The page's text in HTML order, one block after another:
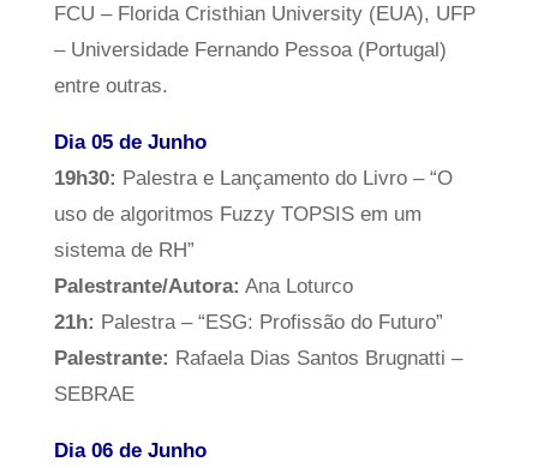
FCU – Florida Cristhian University (EUA), UFP
– Universidade Fernando Pessoa (Portugal)
entre outras.
Dia 05 de Junho
19h30: Palestra e Lançamento do Livro – “O
uso de algoritmos Fuzzy TOPSIS em um
sistema de RH”
Palestrante/Autora: Ana Loturco
21h: Palestra – “ESG: Profissão do Futuro”
Palestrante: Rafaela Dias Santos Brugnatti –
SEBRAE
Dia 06 de Junho